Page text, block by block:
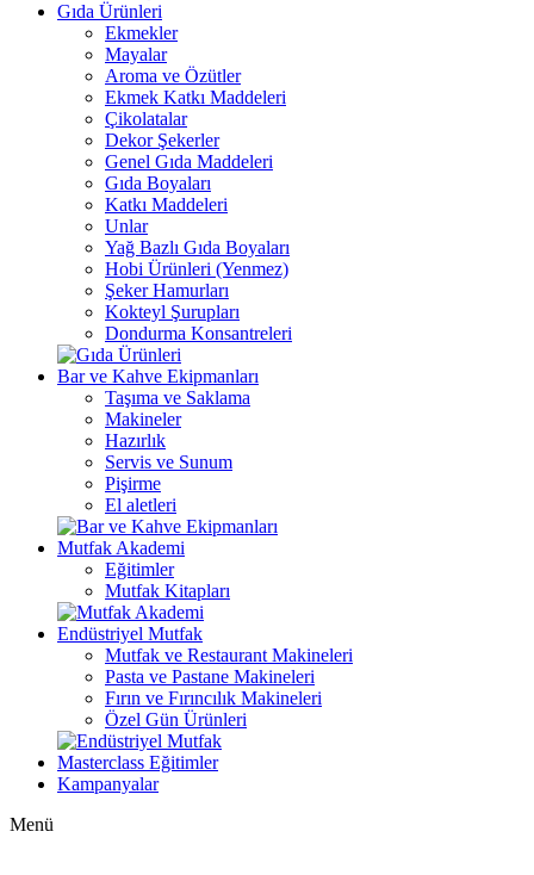
Gıda Ürünleri
Ekmekler
Mayalar
Aroma ve Özütler
Ekmek Katkı Maddeleri
Çikolatalar
Dekor Şekerler
Genel Gıda Maddeleri
Gıda Boyaları
Katkı Maddeleri
Unlar
Yağ Bazlı Gıda Boyaları
Hobi Ürünleri (Yenmez)
Şeker Hamurları
Kokteyl Şurupları
Dondurma Konsantreleri
Bar ve Kahve Ekipmanları
Taşıma ve Saklama
Makineler
Hazırlık
Servis ve Sunum
Pişirme
El aletleri
Mutfak Akademi
Eğitimler
Mutfak Kitapları
Endüstriyel Mutfak
Mutfak ve Restaurant Makineleri
Pasta ve Pastane Makineleri
Fırın ve Fırıncılık Makineleri
Özel Gün Ürünleri
Masterclass Eğitimler
Kampanyalar
Menü